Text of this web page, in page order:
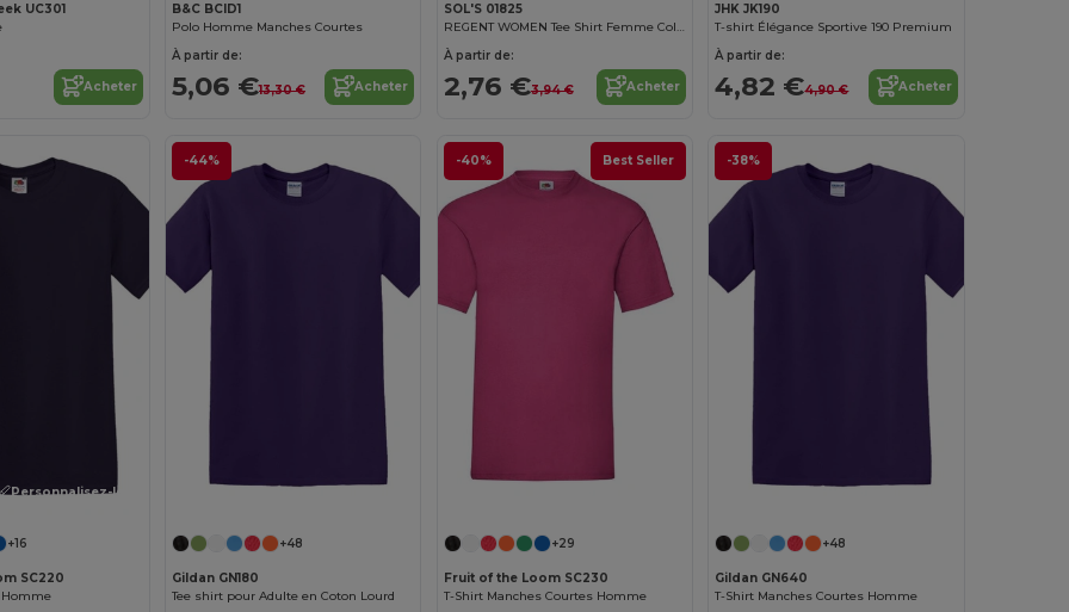
UC301
Acheter
B&C BCID1
Polo Homme Manches Courtes
À partir de:
5,06 €13,30 € Acheter
SOL'S 01825
REGENT WOMEN Tee Shirt Femme Col Rond
À partir de:
2,76 €3,94 € Acheter
JHK JK190
T-shirt Élégance Sportive 190 Premium
À partir de:
4,82 €4,90 € Acheter
Personnalisez-le !
+16
SC220
Homme
-44%
Personnalisez-le !
+48
Gildan GN180
Tee shirt pour Adulte en Coton Lourd
-40% Best Seller
+29
Fruit of the Loom SC230
T-Shirt Manches Courtes Homme
-38%
Personnalisez-le !
+48
Gildan GN640
T-Shirt Manches Courtes Homme